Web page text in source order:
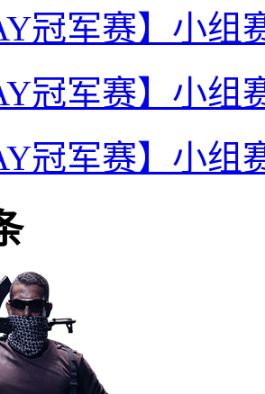
冠军赛】小
冠军赛】小
冠军赛】小